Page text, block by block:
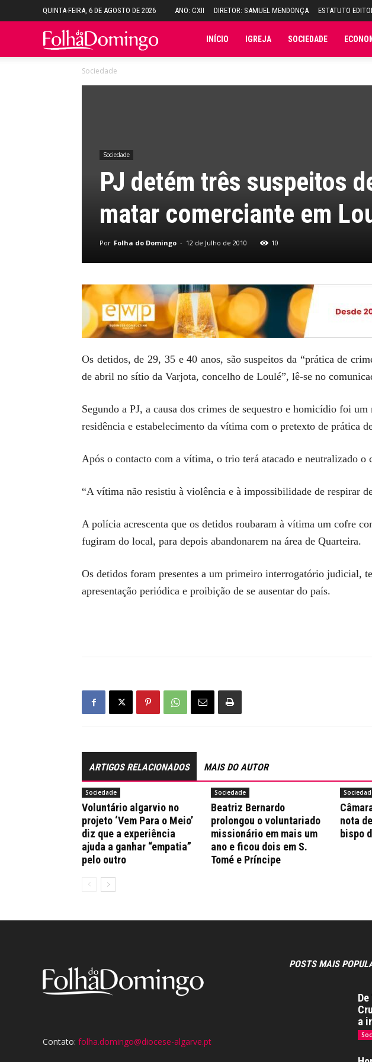
QUINTA-FEIRA, 6 DE AGOSTO DE 2026 ANO: CXII DIRETOR: SAMUEL MENDONÇA ESTATUTO
Folha INÍCIO IGREJA SOCIEDADE
Sociedade
Sociedade
PJ detém três suspeitos
matar comerciante em
Por Folha do Domingo - 12 de Julho de 2010 10
Os detidos, de 29, 35 e 40 anos, são suspeitos da “prática de
de abril no sítio da Varjota, concelho de Loulé”, lê-se no
Segundo a PJ, a causa dos crimes de sequestro e homicídio foi
residência e estabelecimento da vítima com o pretexto de prática
Após o contacto com a vítima, o trio terá atacado e neutralizado o
“A vítima não resistiu à violência e à impossibilidade de respirar
A polícia acrescenta que os detidos roubaram à vítima um cofre
fugiram do local, para depois abandonarem na área de Quarteira.
Os detidos foram presentes a um primeiro interrogatório judicial,
apresentação periódica e proibição de se ausentar do país.
ARTIGOS RELACIONADOS MAIS DO AUTOR
Sociedade
Voluntário algarvio no
projeto ‘Vem Para o Meio’
diz que a experiência
ajuda a ganhar “empatia”
pelo outro
Sociedade
Beatriz Bernardo
prolongou o voluntariado
missionário em mais um
ano e ficou dois em S.
Tomé e Príncipe
nota
bispo
Contato: folha.domingo@diocese-algarve.pt
POSTS MAIS
a